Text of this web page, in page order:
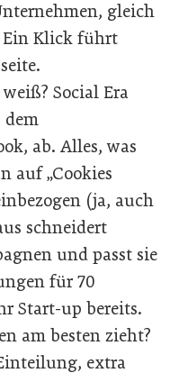
gleich
Ein Klick führt
Social Era
dem
ab. Alles, was
auf „Cookies
(ja, auch
schneidert
und passt sie
für 70
Start-up bereits.
am besten zieht?
extra